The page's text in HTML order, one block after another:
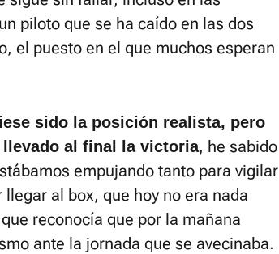
piloto que se ha caído en las dos
el puesto en el que muchos esperan
sido la posición realista, pero
al final la victoria, he sabido
empujando tanto para vigilar
al box, que hoy no era nada
reconocía que por la mañana
ante la jornada que se avecinaba.